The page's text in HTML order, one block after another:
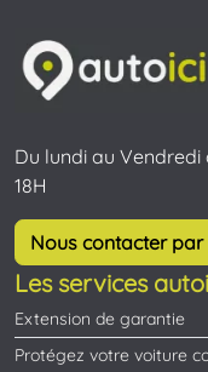
Du lundi au Vendredi
18H
Nous contacter par
Les services
Extension de garantie
Protégez votre voiture